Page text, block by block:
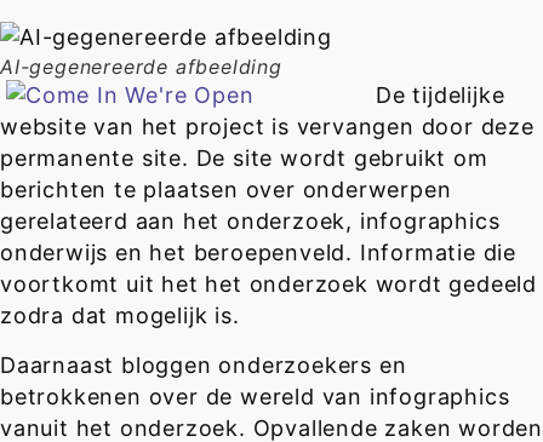
AI-gegenereerde afbeelding
De tijdelijke
website van het project is vervangen door deze
permanente site. De site wordt gebruikt om
berichten te plaatsen over onderwerpen
gerelateerd aan het onderzoek, infographics
onderwijs en het beroepenveld. Informatie die
voortkomt uit het het onderzoek wordt gedeeld
zodra dat mogelijk is.
Daarnaast bloggen onderzoekers en
betrokkenen over de wereld van infographics
vanuit het onderzoek. Opvallende zaken worden